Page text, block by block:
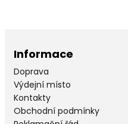
Informace
Doprava
Výdejní místo
Kontakty
Obchodní podmínky